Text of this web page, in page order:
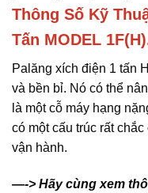
Thông Số Kỹ
Tấn MODEL 1F(H)
Palăng xích điện 1 tấn
và bền bỉ. Nó có thể
là một cỗ máy hạng
có một cấu trúc rất
vận hành.
—-> Hãy cùng xem